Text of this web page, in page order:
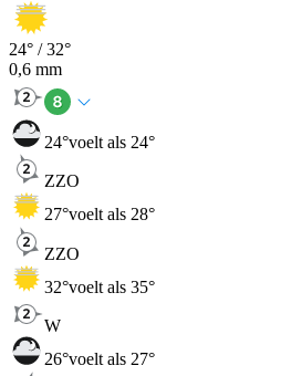
24° /32°
0,6 mm
24°voelt als 24°
ZZO
27°voelt als 28°
ZZO
32°voelt als 35°
W
26°voelt als 27°